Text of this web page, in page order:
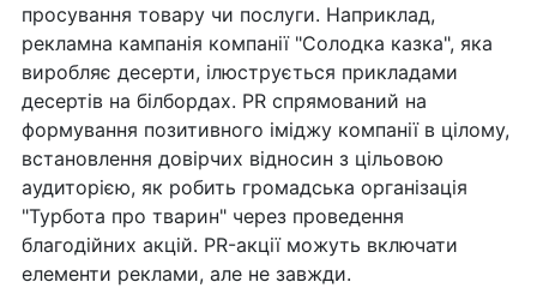
просування товару чи послуги. Наприклад,
рекламна кампанія компанії "Солодка казка", яка
виробляє десерти, ілюструється прикладами
десертів на білбордах. PR спрямований на
формування позитивного іміджу компанії в цілому,
встановлення довірчих відносин з цільовою
аудиторією, як робить громадська організація
"Турбота про тварин" через проведення
благодійних акцій. PR-акції можуть включати
елементи реклами, але не завжди.